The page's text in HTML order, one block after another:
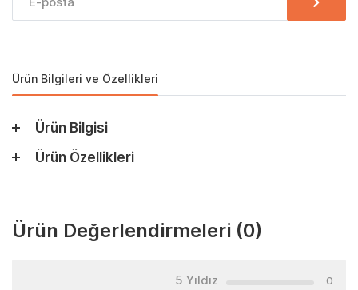
Ürün Bilgileri ve Özellikleri
Ürün Bilgisi
Ürün Özellikleri
Ürün Değerlendirmeleri (0)
5 Yıldız 0